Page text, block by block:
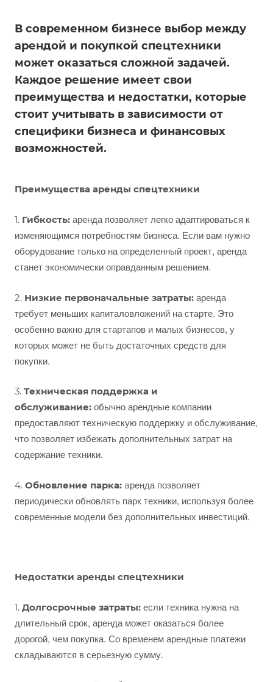
В современном бизнесе выбор между
арендой и покупкой спецтехники
может оказаться сложной задачей.
Каждое решение имеет свои
преимущества и недостатки, которые
стоит учитывать в зависимости от
специфики бизнеса и финансовых
возможностей.
Преимущества аренды спецтехники
1. Гибкость: аренда позволяет легко адаптироваться к
изменяющимся потребностям бизнеса. Если вам нужно
оборудование только на определенный проект, аренда
станет экономически оправданным решением.
2. Низкие первоначальные затраты: аренда
требует меньших капиталовложений на старте. Это
особенно важно для стартапов и малых бизнесов, у
которых может не быть достаточных средств для
покупки.
3. Техническая поддержка и
обслуживание: обычно арендные компании
предоставляют техническую поддержку и обслуживание,
что позволяет избежать дополнительных затрат на
содержание техники.
4. Обновление парка: аренда позволяет
периодически обновлять парк техники, используя более
современные модели без дополнительных инвестиций.
Недостатки аренды спецтехники
1. Долгосрочные затраты: если техника нужна на
длительный срок, аренда может оказаться более
дорогой, чем покупка. Со временем арендные платежи
складываются в серьезную сумму.